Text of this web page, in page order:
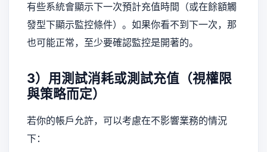
有些系統會顯示下一次預計充值時間（或在餘額觸
發型下顯示監控條件）。如果你看不到下一次，那
也可能正常，至少要確認監控是開著的。
3）用測試消耗或測試充值（視權限
與策略而定）
若你的帳戶允許，可以考慮在不影響業務的情況
下：